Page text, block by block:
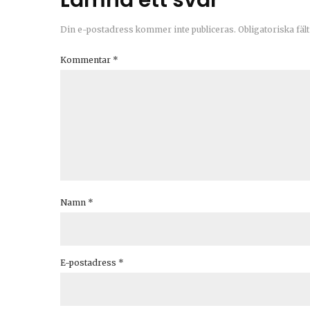
Din e-postadress kommer inte publiceras. Obligatoriska
Kommentar *
Namn *
E-postadress *